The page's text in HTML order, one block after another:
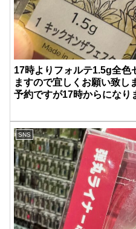
17時よりフォルテ1.5g全色
ますので宜しくお願い致し
予約ですが17時からになり
SNS